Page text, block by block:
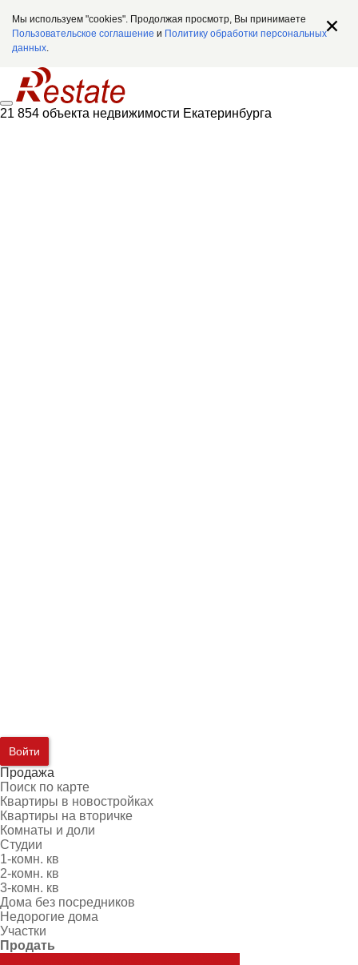
Мы используем "cookies". Продолжая просмотр, Вы принимаете
Пользовательское соглашение и Политику обработки персональных
данных.
21 854 объекта недвижимости Екатеринбурга
Войти
Продажа
Поиск по карте
Квартиры в новостройках
Квартиры на вторичке
Комнаты и доли
Студии
1-комн. кв
2-комн. кв
3-комн. кв
Дома без посредников
Недорогие дома
Участки
Продать